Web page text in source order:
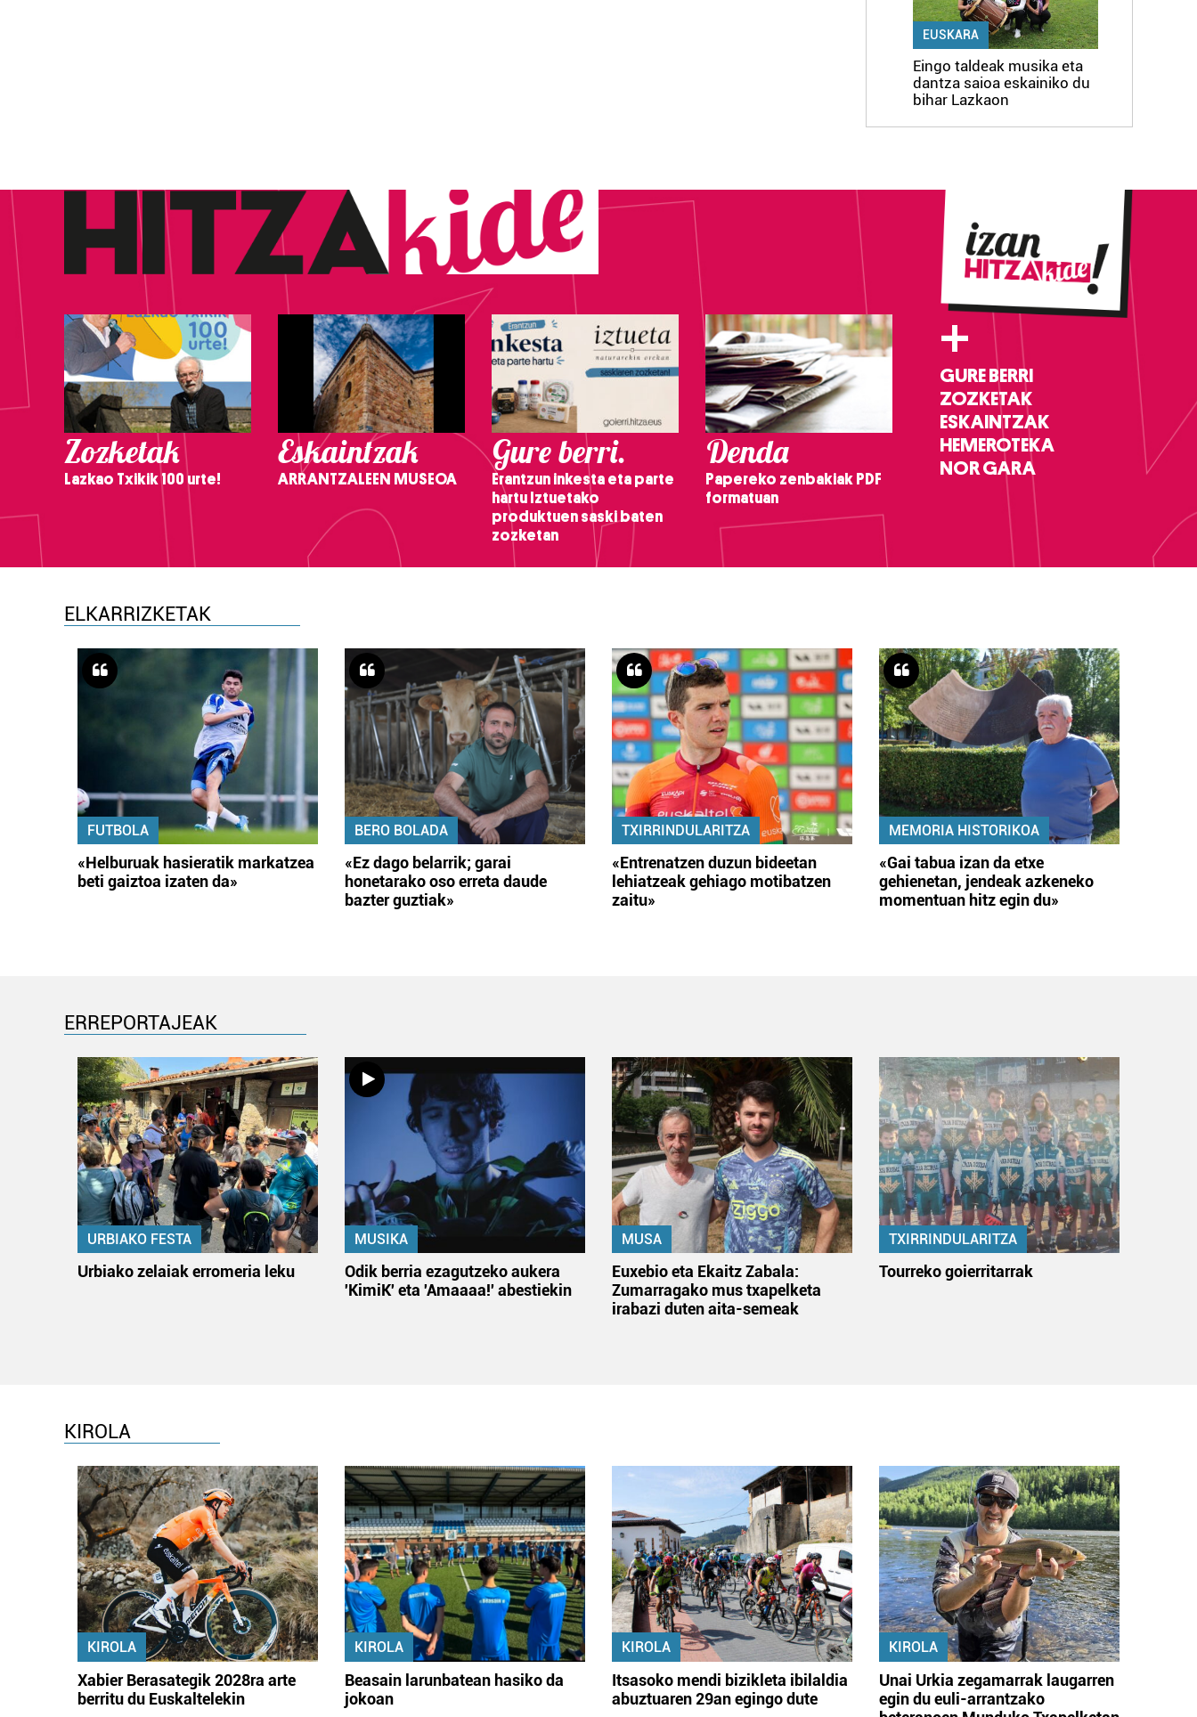
EUSKARA
Eingo taldeak musika eta
dantza saioa eskainiko du
bihar Lazkaon
Zozketak
Lazkao Txikik 100 urte!
Eskaintzak
ARRANTZALEEN MUSEOA
Gure berri.
Erantzun inkesta eta parte
hartu Iztuetako
produktuen saski baten
zozketan
Denda
Papereko zenbakiak PDF
formatuan
+
GURE BERRI
ZOZKETAK
ESKAINTZAK
HEMEROTEKA
NOR GARA
ELKARRIZKETAK
FUTBOLA
«Helburuak hasieratik markatzea
beti gaiztoa izaten da»
BERO BOLADA
«Ez dago belarrik; garai
honetarako oso erreta daude
bazter guztiak»
TXIRRINDULARITZA
«Entrenatzen duzun bideetan
lehiatzeak gehiago motibatzen
zaitu»
MEMORIA HISTORIKOA
«Gai tabua izan da etxe
gehienetan, jendeak azkeneko
momentuan hitz egin du»
ERREPORTAJEAK
URBIAKO FESTA
Urbiako zelaiak erromeria leku
MUSIKA
Odik berria ezagutzeko aukera
'KimiK' eta 'Amaaaa!' abestiekin
MUSA
Euxebio eta Ekaitz Zabala:
Zumarragako mus txapelketa
irabazi duten aita-semeak
TXIRRINDULARITZA
Tourreko goierritarrak
KIROLA
KIROLA
Xabier Berasategik 2028ra arte
berritu du Euskaltelekin
KIROLA
Beasain larunbatean hasiko da
jokoan
KIROLA
Itsasoko mendi bizikleta ibilaldia
abuztuaren 29an egingo dute
KIROLA
Unai Urkia zegamarrak laugarren
egin du euli-arrantzako